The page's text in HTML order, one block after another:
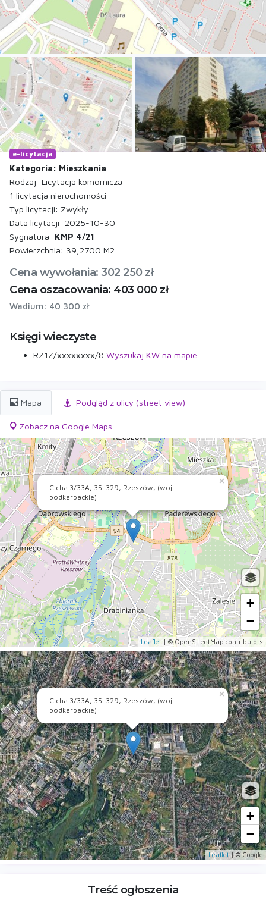
e-licytacja
Kategoria: Mieszkania
Rodzaj: Licytacja komornicza
1 licytacja nieruchomości
Typ licytacji: Zwykły
Data licytacji: 2025-10-30
Sygnatura: KMP 4/21
Powierzchnia: 39,2700 M2
Cena wywołania: 302 250 zł
Cena oszacowania: 403 000 zł
Wadium: 40 300 zł
Księgi wieczyste
RZ1Z/xxxxxxxx/8 Wyszukaj KW na mapie
Mapa Podgląd z ulicy (street view)
Zobacz na Google Maps
Cicha 3/33A, 35-329, Rzeszów, (woj.
podkarpackie)
×
+
−
Leaflet | © OpenStreetMap contributors
Cicha 3/33A, 35-329, Rzeszów, (woj.
podkarpackie)
×
+
−
Leaflet| © Google
Treść ogłoszenia